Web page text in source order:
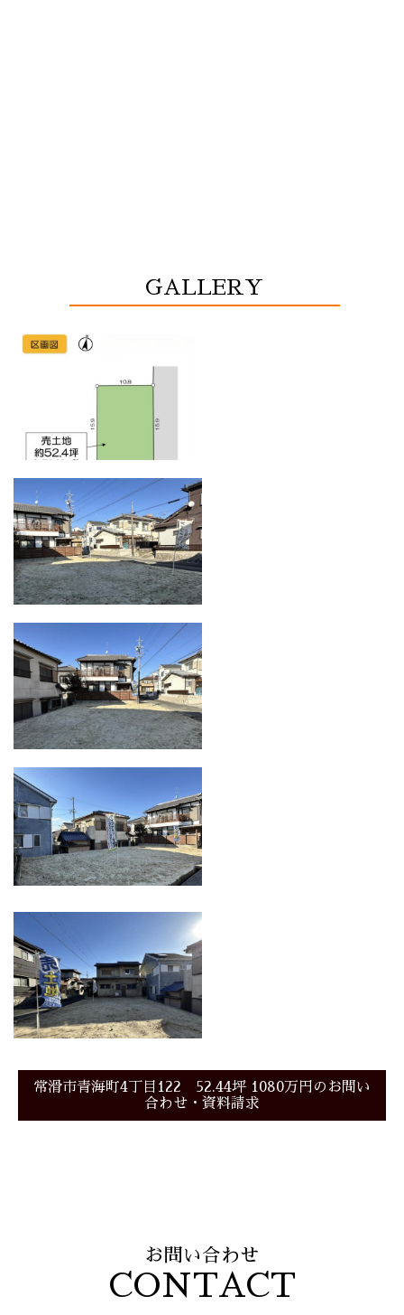
GALLERY
常滑市青海町4丁目122 52.44坪 1080万円のお問い
合わせ・資料請求
お問い合わせ
CONTACT